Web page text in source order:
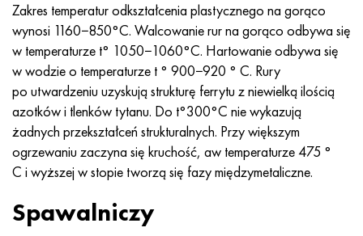
Zakres temperatur odkształcenia plastycznego na gorąco
wynosi 1160−850°C. Walcowanie rur na gorąco odbywa się
w temperaturze t° 1050−1060°C. Hartowanie odbywa się
w wodzie o temperaturze t ° 900−920 ° С. Rury
po utwardzeniu uzyskują strukturę ferrytu z niewielką ilością
azotków i tlenków tytanu. Do t°300°C nie wykazują
żadnych przekształceń strukturalnych. Przy większym
ogrzewaniu zaczyna się kruchość, aw temperaturze 475 °
C i wyższej w stopie tworzą się fazy międzymetaliczne.
Spawalniczy
Hastelloy c22
Hastelloy C-276
Hastelloy C2000
Hastelloy 3
Hastelloy x
Udimet 500
40ХН, 36NiCr6, AISI 3135
40XFA, 1.7223, AISI 4142
45X, 45h, 1,7035
45HN2MFA, k2425, 45hnmf
A40G, 44smn28, 1.0762, 46s20